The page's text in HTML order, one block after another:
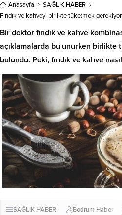
Anasayfa
SAĞLIK HABER
Fındık ve kahveyi birlikte tüketmek
Bir doktor fındık ve kahve
açıklamalarda bulunurken birlikte
bulundu. Peki, fındık ve kahve
SAĞLIK HABER Bodrum Haber